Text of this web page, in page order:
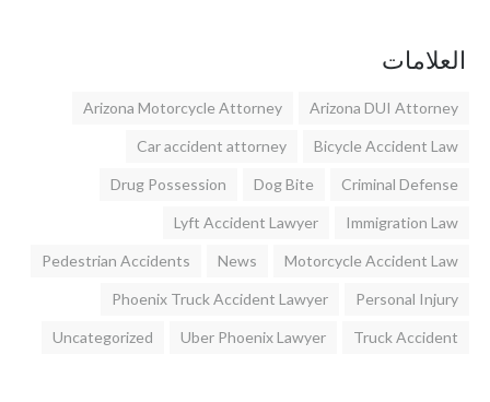
العلامات
Arizona DUI Attorney
Arizona Motorcycle Attorney
Bicycle Accident Law
Car accident attorney
Criminal Defense
Dog Bite
Drug Possession
Immigration Law
Lyft Accident Lawyer
Motorcycle Accident Law
News
Pedestrian Accidents
Personal Injury
Phoenix Truck Accident Lawyer
Truck Accident
Uber Phoenix Lawyer
Uncategorized